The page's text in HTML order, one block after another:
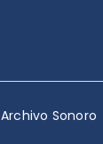
Archivo Sonoro